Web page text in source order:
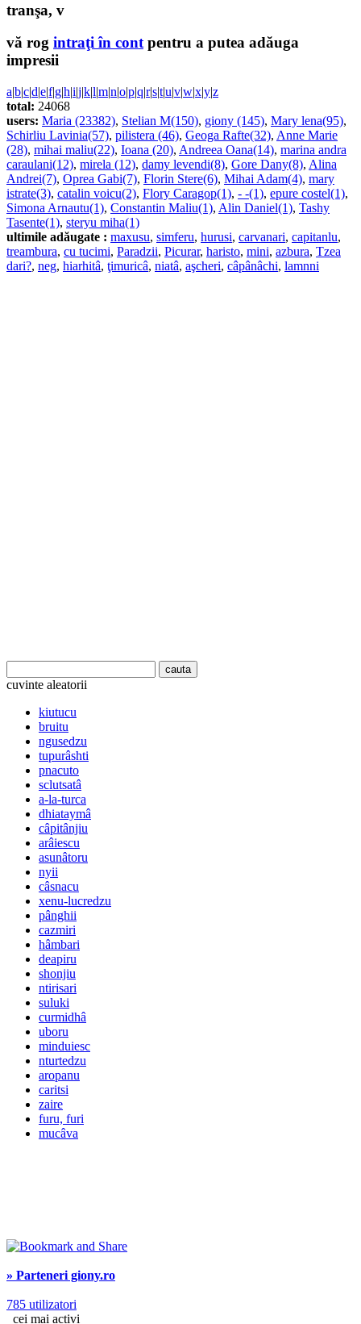
tranşa, v
vă rog intraţi în contpentru a putea adăuga
impresii
a|b|c|d|e|f|g|h|i|j|k|l|m|n|o|p|q|r|s|t|u|v|w|x|y|z
total: 24068
users: Maria (23382), Stelian M(150), giony (145), Mary lena(95),
Schirliu Lavinia(57), pilistera (46), Geoga Rafte(32), Anne Marie
(28), mihai maliu(22), Ioana (20), Andreea Oana(14), marina andra
caraulani(12), mirela (12), damy levendi(8), Gore Dany(8), Alina
Andrei(7), Oprea Gabi(7), Florin Stere(6), Mihai Adam(4), mary
istrate(3), catalin voicu(2), Flory Caragop(1), - -(1), epure costel(1),
Simona Arnautu(1), Constantin Maliu(1), Alin Daniel(1), Tashy
Tasente(1), steryu miha(1)
ultimile adăugate : maxusu, simferu, hurusi, carvanari, capitanlu,
treambura, cu tucimi, Paradzii, Picurar, haristo, mini, azbura, Tzea
dari?, neg, hiarhitâ, ţimuricâ, niatâ, aşcheri, câpânâchi, lamnni
cuvinte aleatorii
kiutucu
bruitu
ngusedzu
tupurâshti
pnacuto
sclutsatâ
a-la-turca
dhiataymâ
câpitânjiu
arâiescu
asunâtoru
nyii
câsnacu
xenu-lucredzu
pânghii
cazmiri
hâmbari
deapiru
shonjiu
ntirisari
suluki
curmidhâ
uboru
minduiesc
nturtedzu
aropanu
caritsi
zaire
furu, furi
mucâva
» Parteneri giony.ro
785 utilizatori
cei mai activi